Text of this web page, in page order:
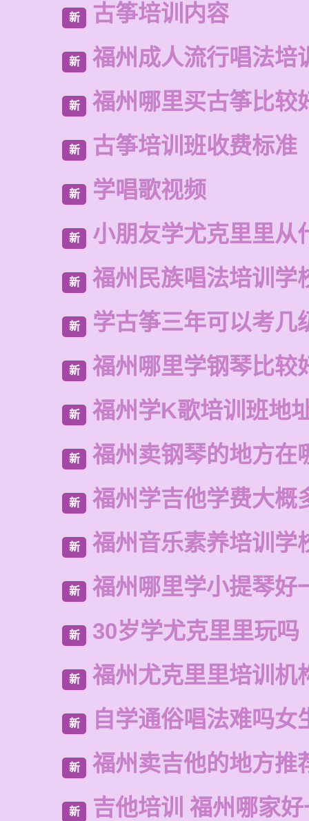
新 古筝培训内容
新 福州成人流行唱法培
新 福州哪里买古筝比较
新 古筝培训班收费标准
新 学唱歌视频
新 小朋友学尤克里里从
新 福州民族唱法培训学
新 学古筝三年可以考几
新 福州哪里学钢琴比较
新 福州学K歌培训班地
新 福州卖钢琴的地方在
新 福州学吉他学费大概
新 福州音乐素养培训学
新 福州哪里学小提琴好
新 30岁学尤克里里玩吗
新 福州尤克里里培训机
新 自学通俗唱法难吗女
新 福州卖吉他的地方推
新 吉他培训 福州哪家